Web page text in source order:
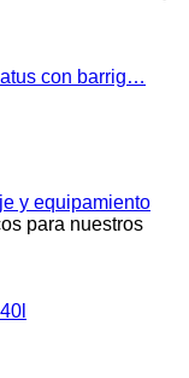
con barrig…
y equipamiento
para nuestros